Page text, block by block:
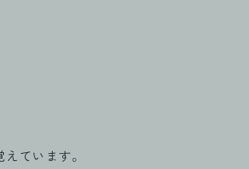
ています。